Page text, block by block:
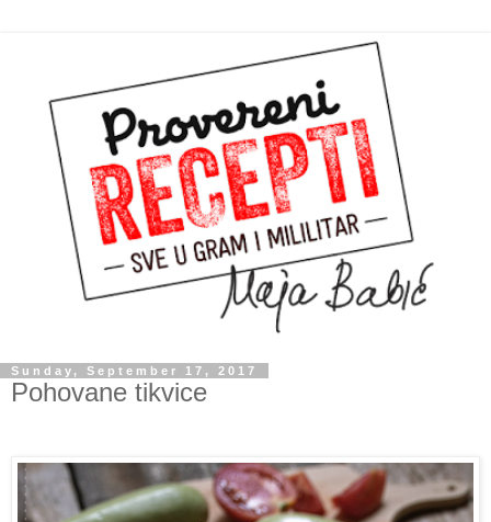
Sunday, September 17, 2017
Pohovane tikvice